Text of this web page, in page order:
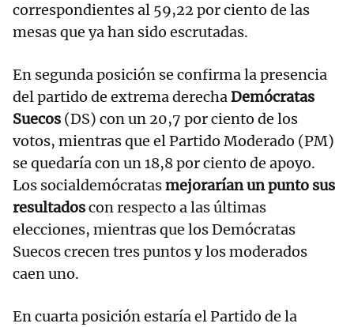
correspondientes al 59,22 por ciento de las
mesas que ya han sido escrutadas.
En segunda posición se confirma la presencia
del partido de extrema derechaDemócratas
Suecos (DS) con un 20,7 por ciento de los
votos, mientras que el Partido Moderado (PM)
se quedaría con un 18,8 por ciento de apoyo.
Los socialdemócratasmejorarían un punto sus
resultadoscon respecto a las últimas
elecciones, mientras que los Demócratas
Suecos crecen tres puntos y los moderados
caen uno.
En cuarta posición estaría el Partido de la